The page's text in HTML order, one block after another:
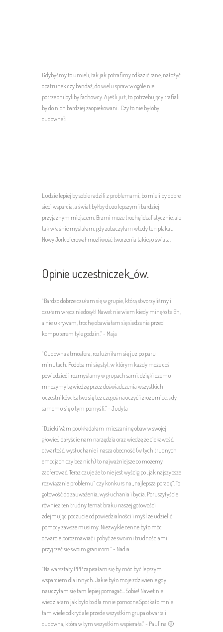
Gdybyśmy to umieli, tak jak potrafimy odkazić ranę, nałożyć
opatrunek czy bandaż, do wielu spraw w ogóle nie
potrzebni byliby fachowcy. A jeśli już, to potrzebujący trafiali
by do nich bardziej zaopiekowani. Czy to nie byłoby
cudowne?!
Ludzie lepiej by sobie radzili z problemami, bo mieli by dobre
sieci wsparcia, a świat byłby dużo lepszym i bardziej
przyjaznym miejscem. Brzmi może trochę idealistycznie, ale
tak właśnie myślałam, gdy zobaczyłam wtedy ten plakat.
Nowy Jork oferował możliwość tworzenia takiego świata.
Opinie uczestniczek_ów.
“Bardzo dobrze czułam się w grupie, którą stworzyliśmy i
czułam wręcz niedosyt! Nawet nie wiem kiedy minęło te 6h,
a nie ukrywam, trochę obawiałam się siedzenia przed
komputerem tyle godzin.” ~ Maja
“Cudowna atmosfera, rozluźniłam się już po paru
minutach. Podoba mi się styl, w którym każdy może coś
powiedzieć i rozmyślamy w grupach sami, dzięki czemu
mnożymy tę wiedzę przez doświadczenia wszystkich
uczestników. Łatwo się też czegoś nauczyć i zrozumieć, gdy
samemu się o tym pomyśli.” ~ Judyta
“Dzieki Wam poukładałam mieszaninę obaw w swojej
głowie:) dałyście nam narzędzia oraz wiedzę że ciekawość,
otwartość, wysłuchanie i nasza obecność (w tych trudnych
emocjach czy bez nich) to najważniejsze co możemy
zaoferować. Teraz czuje że to nie jest wyścig po „jak najszybsze
rozwiązanie problemu” czy konkurs na „najlepsza poradę”. To
gotowość do zauważenia, wysłuchania i bycia. Poruszyłyście
również ten trudny temat braku naszej gotowości
zdejmując poczucie odpowiedzialności i myśl ze udzielić
pomocy zawsze musimy. Niezwykle cenne było móc
otwarcie porozmawiać i pobyć ze swoimi trudnościami i
przyjrzeć się swoim granicom.” ~ Nadia
“Na warsztaty PPP zapisałam się by móc być lepszym
wsparciem dla innych. Jakie było moje zdziwienie gdy
nauczyłam się tam lepiej pomagać… Sobie! Nawet nie
wiedziałam jak było to dla mnie pomocne.Spotkało mnie
tam wiele odkryć ale przede wszystkim grupa otwarta i
cudowna, która w tym wszystkim wspierała.” ~ Paulina 🙂